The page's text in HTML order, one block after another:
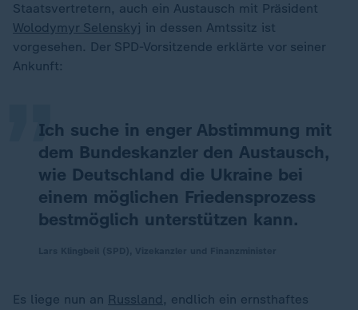
Staatsvertretern, auch ein Austausch mit Präsident
Wolodymyr Selenskyj in dessen Amtssitz ist
vorgesehen. Der SPD-Vorsitzende erklärte vor seiner
Ankunft:
Ich suche in enger Abstimmung mit
dem Bundeskanzler den Austausch,
wie Deutschland die Ukraine bei
einem möglichen Friedensprozess
bestmöglich unterstützen kann.
„
Es liege nun an Russland , endlich ein ernsthaftes